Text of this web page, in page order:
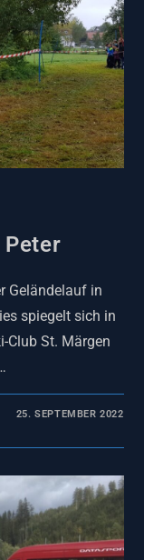
Peter
Geländelauf in
spiegelt sich in
Club St. Märgen
25. SEPTEMBER 2022